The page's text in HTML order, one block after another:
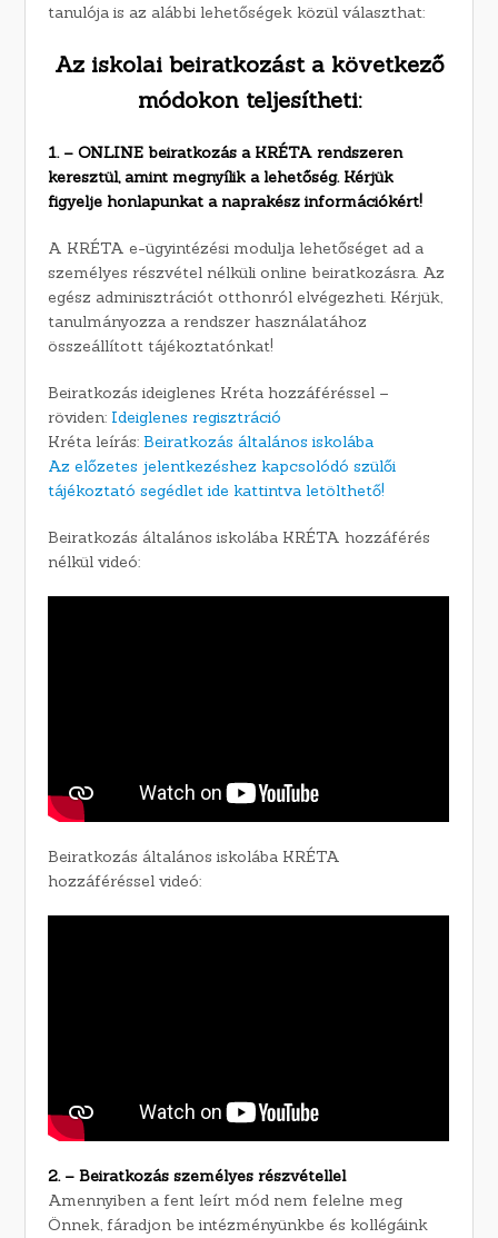
tanulója is az alábbi lehetőségek közül választhat:
Az iskolai beiratkozást a következő
módokon teljesítheti:
1. – ONLINE beiratkozás a KRÉTA rendszeren
keresztül, amint megnyílik a lehetőség. Kérjük
figyelje honlapunkat a naprakész információkért!
A KRÉTA e-ügyintézési modulja lehetőséget ad a
személyes részvétel nélküli online beiratkozásra. Az
egész adminisztrációt otthonról elvégezheti. Kérjük,
tanulmányozza a rendszer használatához
összeállított tájékoztatónkat!
Beiratkozás ideiglenes Kréta hozzáféréssel –
röviden: Ideiglenes regisztráció
Kréta leírás:Beiratkozás általános iskolába
Az előzetes jelentkezéshez kapcsolódó szülői
tájékoztató segédlet ide kattintva letölthető!
Beiratkozás általános iskolába KRÉTA hozzáférés
nélkül videó:
Beiratkozás általános iskolába KRÉTA
hozzáféréssel videó:
2. – Beiratkozás személyes részvétellel
Amennyiben a fent leírt mód nem felelne meg
Önnek, fáradjon be intézményünkbe és kollégáink